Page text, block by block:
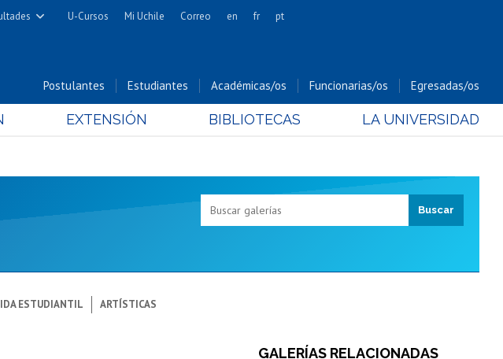
Cs. Físicas y Matemáticas
Cs. Forestales y Conservación
Químicas y Farmacéuticas
Cs. Sociales
Gobierno
Nutrición y Tecnología de
Alimentos
Bachillerato
U-Cursos Mi Uchile Correo en fr pt
Postulantes Estudiantes Académicas/os Funcionarias/os Egresadas/os
EXTENSIÓN BIBLIOTECAS LA UNIVERSIDAD
ESTUDIANTIL ARTÍSTICAS
GALERÍAS RELACIONADAS